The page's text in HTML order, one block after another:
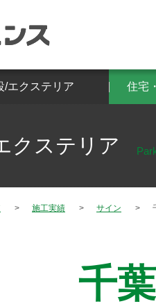
/エクステリア 住宅
クステリア
施工実績 サイン
千